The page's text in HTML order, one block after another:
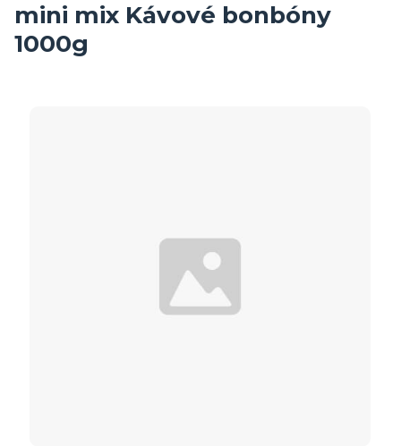
mini mix Kávové bonbóny
1000g